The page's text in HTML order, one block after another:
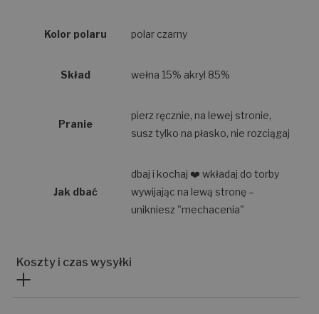
Kolor polaru polar czarny
Skład wełna 15% akryl 85%
Pranie
pierz ręcznie, na lewej stronie,
susz tylko na płasko, nie rozciągaj
Jak dbać
dbaj i kochaj ❤️ wkładaj do torby
wywijając na lewą stronę –
unikniesz "mechacenia"
Koszty i czas wysyłki